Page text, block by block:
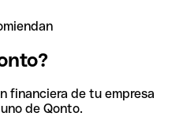
financiera de tu empresa
de Qonto.